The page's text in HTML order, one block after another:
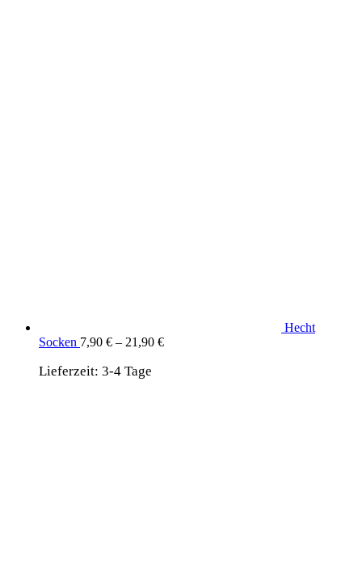
Hecht
Socken 7,90 € – 21,90 €
Lieferzeit: 3-4 Tage